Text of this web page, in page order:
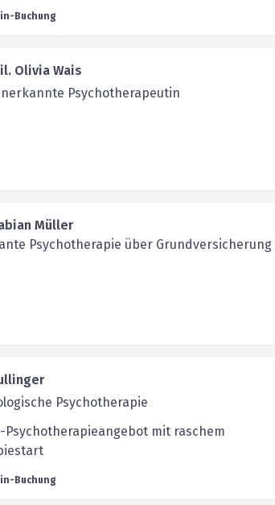
Buchung
Olivia Wais
Psychotherapeutin
Müller
Psychotherapie über Grundversicherung
Psychotherapie
Psychotherapieangebot mit raschem
Buchung